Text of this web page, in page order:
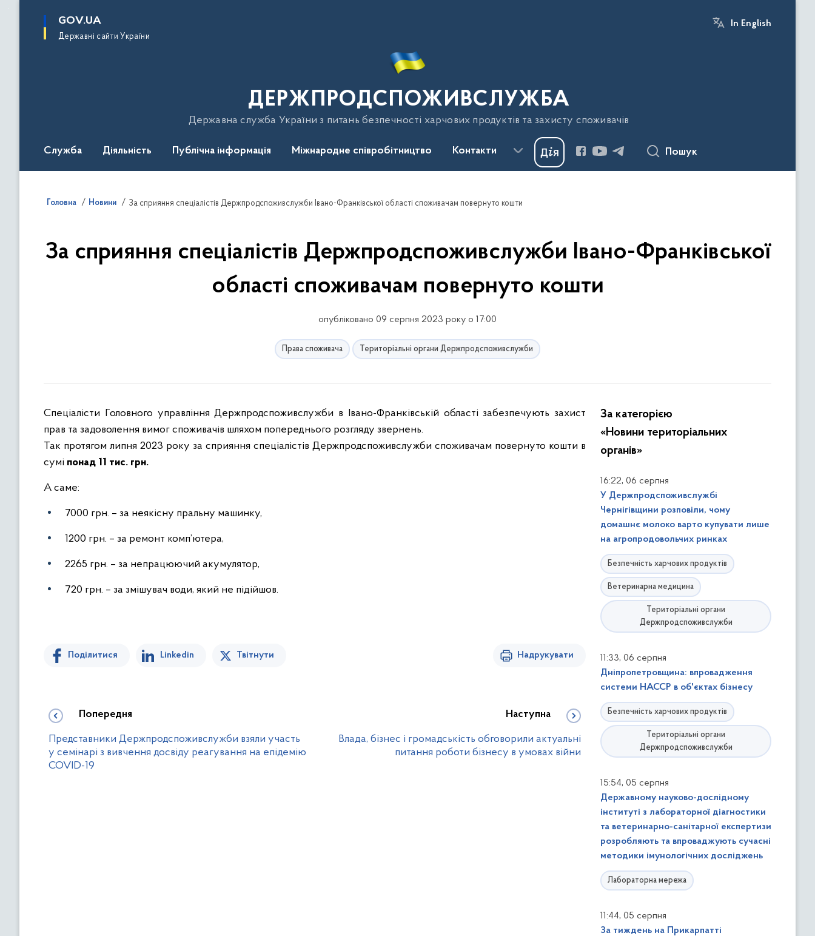
основного
GOV.UA
Державні сайти України
In English
ДЕРЖПРОДСПОЖИВСЛУЖБА
Державна служба України з питань безпечності харчових продуктів та захисту споживачів
Служба Діяльність Публічна інформація Міжнародне співробітництво Контакти Пошук
Головна Новини За сприяння спеціалістів Держпродспоживслужби Івано-Франківської області споживачам повернуто кошти
За сприяння спеціалістів Держпродспоживслужби Івано-Франківської
області споживачам повернуто кошти
опубліковано 09 серпня 2023 року о 17:00
Права споживача Територіальні органи Держпродспоживслужби
Спеціалісти Головного управління Держпродспоживслужби в Івано-Франківській області забезпечують захист
прав та задоволення вимог споживачів шляхом попереднього розгляду звернень.
Так протягом липня 2023 року за сприяння спеціалістів Держпродспоживслужби споживачам повернуто кошти в
сумі понад 11 тис. грн.
А саме:
7000 грн. – за неякісну пральну машинку,
1200 грн. – за ремонт комп’ютера,
2265 грн. – за непрацюючий акумулятор,
720 грн. – за змішувач води, який не підійшов.
Поділитися Linkedin Твітнути Надрукувати
Попередня
Представники Держпродспоживслужби взяли участь
у семінарі з вивчення досвіду реагування на епідемію
COVID-19
Наступна
Влада, бізнес і громадськість обговорили актуальні
питання роботи бізнесу в умовах війни
За категорією
«Новини територіальних
органів»
16:22, 06 серпня
У Держпродспоживслужбі
Чернігівщини розповіли, чому
домашнє молоко варто купувати лише
на агропродовольчих ринках
Безпечність харчових продуктів
Ветеринарна медицина
Територіальні органи
Держпродспоживслужби
11:33, 06 серпня
Дніпропетровщина: впровадження
системи НАССР в об'єктах бізнесу
Безпечність харчових продуктів
Територіальні органи
Держпродспоживслужби
15:54, 05 серпня
Державному науково-дослідному
інституті з лабораторної діагностики
та ветеринарно-санітарної експертизи
розробляють та впроваджують сучасні
методики імунологічних досліджень
Лабораторна мережа
11:44, 05 серпня
За тиждень на Прикарпатті